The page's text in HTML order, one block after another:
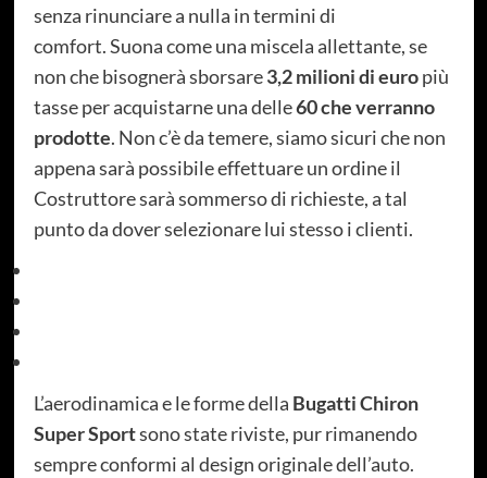
senza rinunciare a nulla in termini di
comfort. Suona come una miscela allettante, se
non che bisognerà sborsare3,2 milioni di europiù
tasse per acquistarne una delle60 che verranno
prodotte. Non c’è da temere, siamo sicuri che non
appena sarà possibile effettuare un ordine il
Costruttore sarà sommerso di richieste, a tal
punto da dover selezionare lui stesso i clienti.
L’aerodinamica e le forme della Bugatti Chiron
Super Sportsono state riviste, pur rimanendo
sempre conformi al design originale dell’auto.